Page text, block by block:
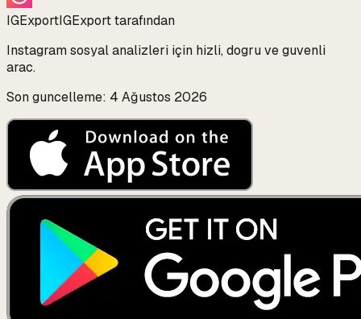
IGExportIGExport tarafından
Instagram sosyal analizleri için hizli, dogru ve guvenli
arac.
Son guncelleme: 4 Ağustos 2026